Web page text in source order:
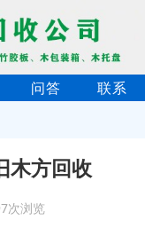
问答 联系
木方回收
次浏览